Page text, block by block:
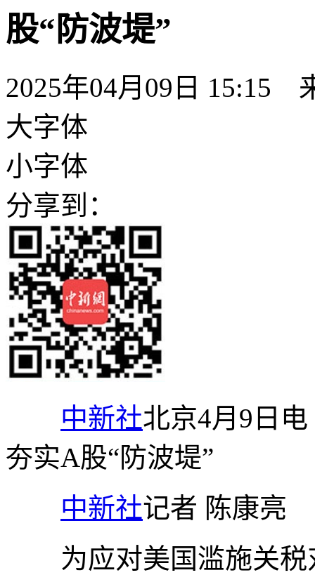
股“防波堤”
2025年04月09日 15:15
大字体
小字体
分享到：
中新社北京4月9日
夯实A股“防波堤”
中新社记者 陈康亮
为应对美国滥施关税